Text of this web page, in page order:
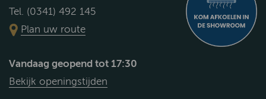
Tel. (0341) 492 145
Plan uw route
Vandaag geopend tot 17:30
Bekijk openingstijden